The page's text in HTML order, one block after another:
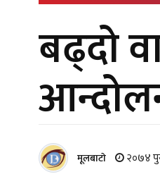
बढ्दो
मूलबाटाे २०७४